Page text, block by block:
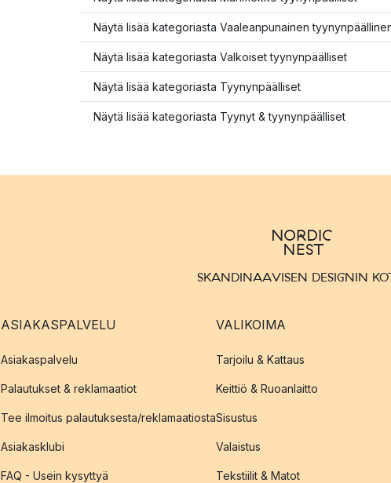
Näytä lisää kategoriasta Vaaleanpunainen
Näytä lisää kategoriasta Valkoiset tyynynpäälliset
Näytä lisää kategoriasta Tyynynpäälliset
Näytä lisää kategoriasta Tyynyt & tyynynpäälliset
SKANDINAAVISEN DESIGNIN
ASIAKASPALVELU
Asiakaspalvelu
Palautukset & reklamaatiot
Tee ilmoitus palautuksesta/reklamaatiosta
Asiakasklubi
FAQ - Usein kysyttyä
VALIKOIMA
Tarjoilu & Kattaus
Keittiö & Ruoanlaitto
Sisustus
Valaistus
Tekstiilit & Matot